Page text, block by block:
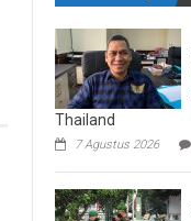
Thailand
7 Agustus 2026